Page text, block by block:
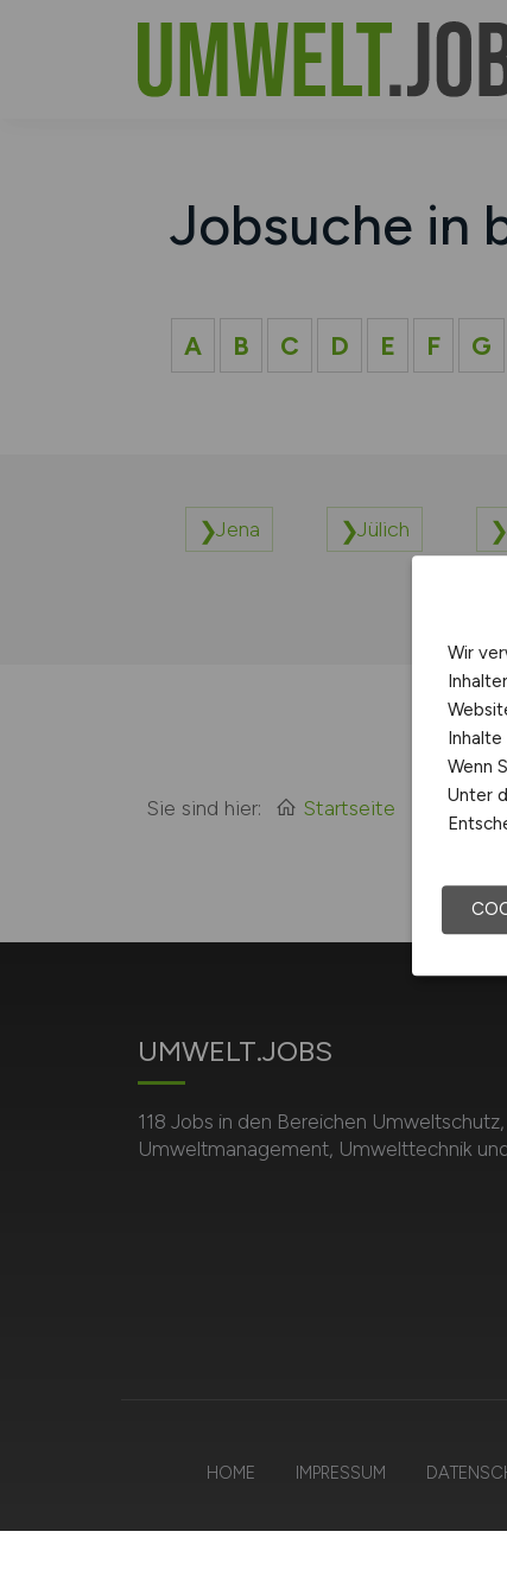
Jobsuche in
A B C D E F G
Jena Jülich
Sie sind hier: Startseite
UMWELT.JOBS
118 Jobs in den Bereichen
Umweltmanagement, Umwelttechnik
HOME IMPRESSUM
Wir
Wenn
Unter